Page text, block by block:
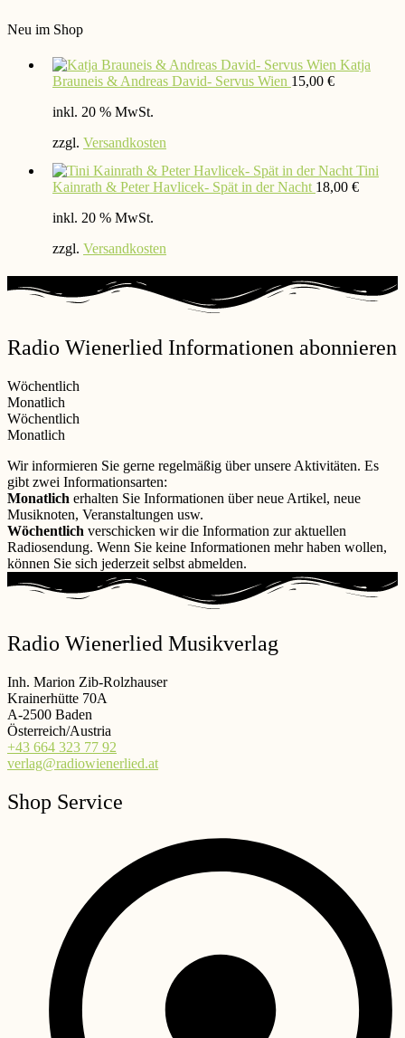
Neu im Shop
Katja
Brauneis & Andreas David- Servus Wien 15,00 €
inkl. 20 % MwSt.
zzgl. Versandkosten
Tini
Kainrath & Peter Havlicek- Spät in der Nacht 18,00 €
inkl. 20 % MwSt.
zzgl. Versandkosten
Radio Wienerlied Informationen abonnieren
Wöchentlich
Monatlich
Wöchentlich
Monatlich
Wir informieren Sie gerne regelmäßig über unsere Aktivitäten. Es
gibt zwei Informationsarten:
Monatlich erhalten Sie Informationen über neue Artikel, neue
Musiknoten, Veranstaltungen usw.
Wöchentlich verschicken wir die Information zur aktuellen
Radiosendung. Wenn Sie keine Informationen mehr haben wollen,
können Sie sich jederzeit selbst abmelden.
Radio Wienerlied Musikverlag
Inh. Marion Zib-Rolzhauser
Krainerhütte 70A
A-2500 Baden
Österreich/Austria
+43 664 323 77 92
verlag@radiowienerlied.at
Shop Service